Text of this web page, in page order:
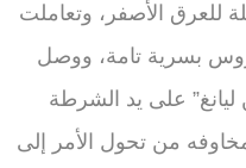
للعرق الأصفر، وتعاملت
بسرية تامة، ووصل
ليانغ” على يد الشرطة
من تحول الأمر إلى